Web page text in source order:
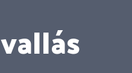
vallás